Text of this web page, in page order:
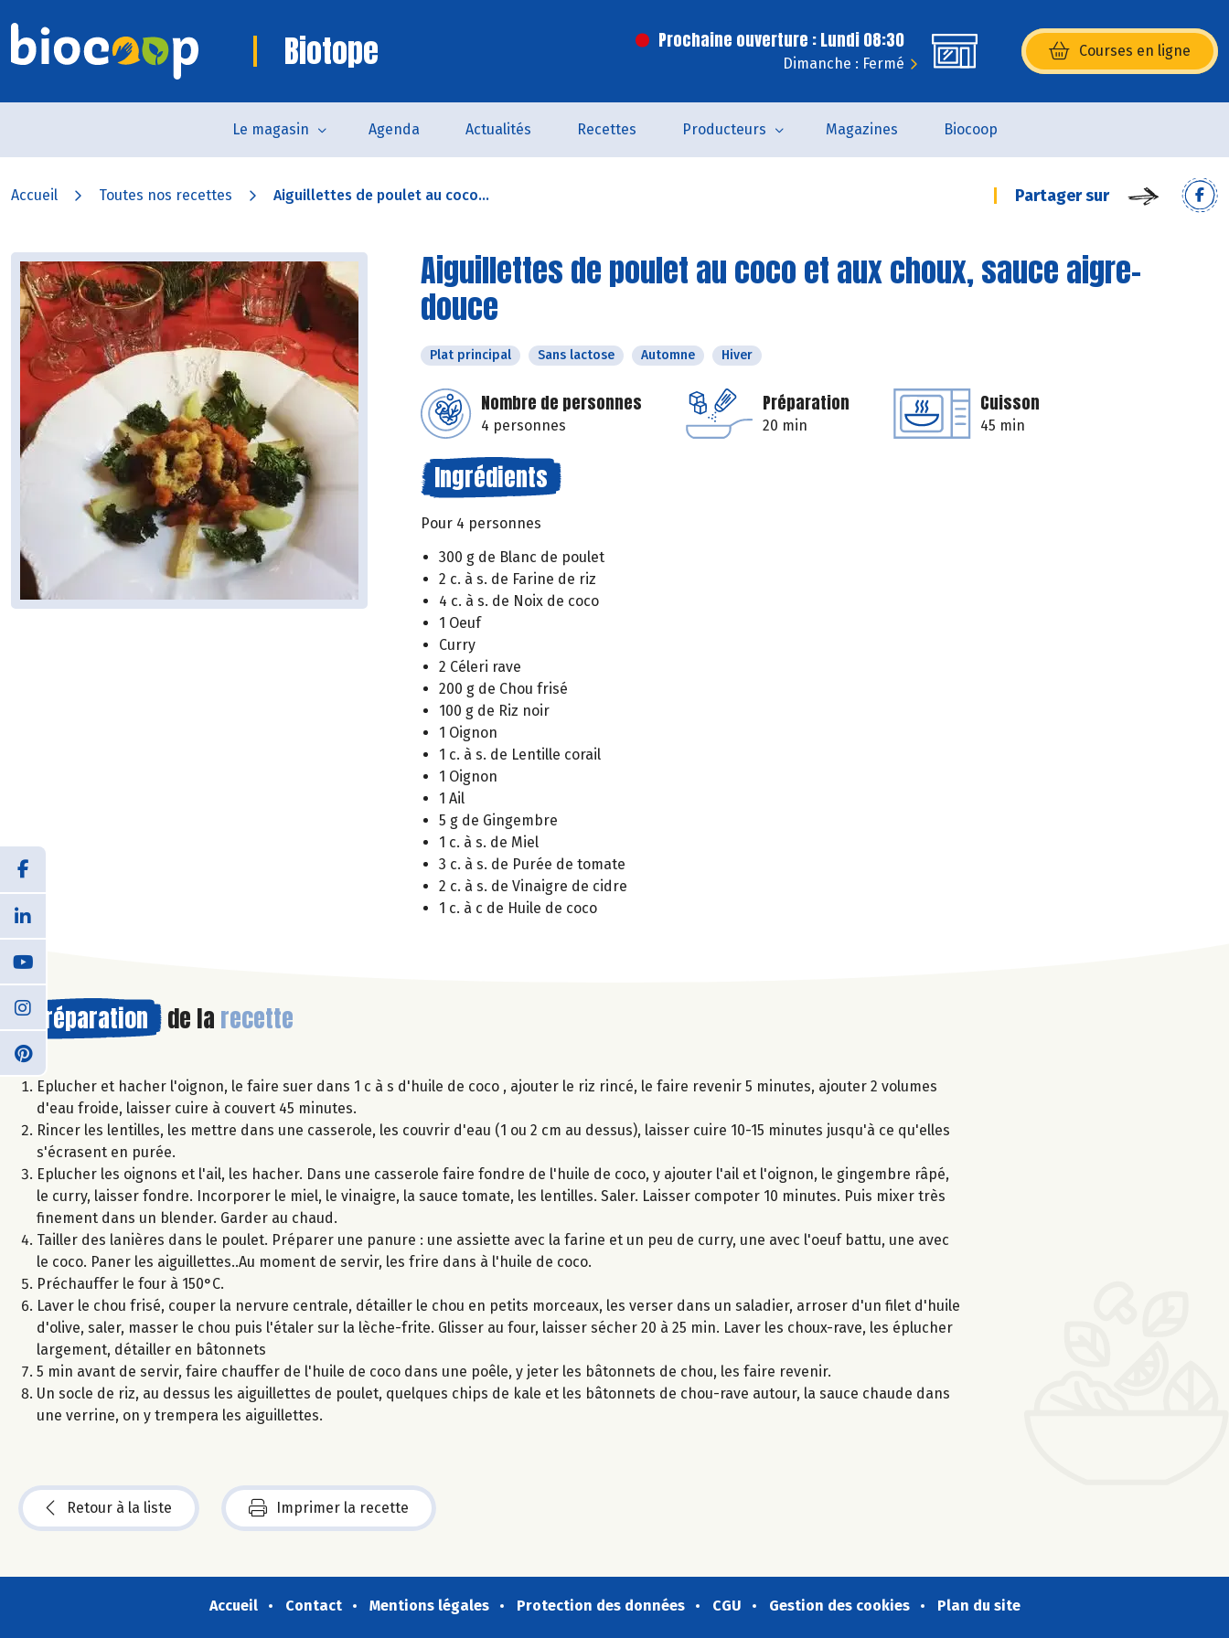
Biotope Prochaine ouverture : Lundi 08:30
Dimanche : Fermé
Courses en ligne
(s’ouvre dans une nouvelle
Le magasin Agenda Actualités Recettes Producteurs Magazines Biocoop
Accueil Toutes nos recettes Aiguillettes de poulet au coco... Partager sur
Aiguillettes de poulet au coco et aux choux, sauce aigre-
douce
Plat principal Sans lactose Automne Hiver
Nombre de personnes
4 personnes
Préparation
20 min
Cuisson
45 min
Ingrédients
Pour 4 personnes
300 g de Blanc de poulet
2 c. à s. de Farine de riz
4 c. à s. de Noix de coco
1 Oeuf
Curry
2 Céleri rave
200 g de Chou frisé
100 g de Riz noir
1 Oignon
1 c. à s. de Lentille corail
1 Oignon
1 Ail
5 g de Gingembre
1 c. à s. de Miel
3 c. à s. de Purée de tomate
2 c. à s. de Vinaigre de cidre
1 c. à c de Huile de coco
Préparation de la recette
Eplucher et hacher l'oignon, le faire suer dans 1 c à s d'huile de coco , ajouter le riz rincé, le faire revenir 5 minutes, ajouter 2 volumes
d'eau froide, laisser cuire à couvert 45 minutes.
Rincer les lentilles, les mettre dans une casserole, les couvrir d'eau (1 ou 2 cm au dessus), laisser cuire 10-15 minutes jusqu'à ce qu'elles
s'écrasent en purée.
Eplucher les oignons et l'ail, les hacher. Dans une casserole faire fondre de l'huile de coco, y ajouter l'ail et l'oignon, le gingembre râpé,
le curry, laisser fondre. Incorporer le miel, le vinaigre, la sauce tomate, les lentilles. Saler. Laisser compoter 10 minutes. Puis mixer très
finement dans un blender. Garder au chaud.
Tailler des lanières dans le poulet. Préparer une panure : une assiette avec la farine et un peu de curry, une avec l'oeuf battu, une avec
le coco. Paner les aiguillettes..Au moment de servir, les frire dans à l'huile de coco.
Préchauffer le four à 150°C.
Laver le chou frisé, couper la nervure centrale, détailler le chou en petits morceaux, les verser dans un saladier, arroser d'un filet d'huile
d'olive, saler, masser le chou puis l'étaler sur la lèche-frite. Glisser au four, laisser sécher 20 à 25 min. Laver les choux-rave, les éplucher
largement, détailler en bâtonnets
5 min avant de servir, faire chauffer de l'huile de coco dans une poêle, y jeter les bâtonnets de chou, les faire revenir.
Un socle de riz, au dessus les aiguillettes de poulet, quelques chips de kale et les bâtonnets de chou-rave autour, la sauce chaude dans
une verrine, on y trempera les aiguillettes.
Retour à la liste Imprimer la recette
Accueil Contact Mentions légales Protection des données CGU Gestion des cookies Plan du site